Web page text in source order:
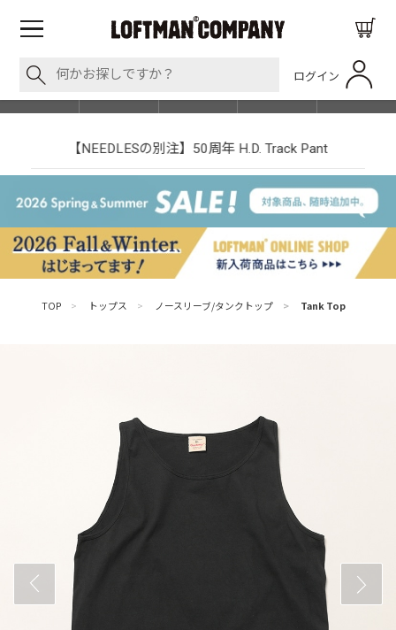
ログイン
SHOP LIST
【NEEDLESの別注】50周年 H.D. Track Pant
TOP > トップス > ノースリーブ/タンクトップ > Tank Top